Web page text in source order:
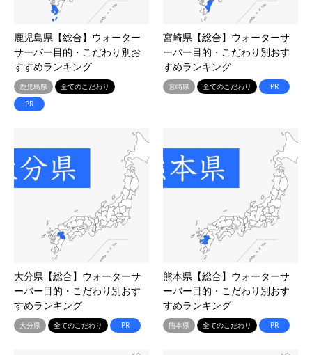
鹿児島県【総合】ウォーター
サーバー目的・こだわり別お
すすめランキング
鹿児島県
全てのこだわり
PR
宮崎県【総合】ウォーターサ
ーバー目的・こだわり別おす
すめランキング
宮崎県 全てのこだわり PR
大分県【総合】ウォーターサ
ーバー目的・こだわり別おす
すめランキング
大分県 全てのこだわり PR
熊本県【総合】ウォーターサ
ーバー目的・こだわり別おす
すめランキング
熊本県 全てのこだわり PR